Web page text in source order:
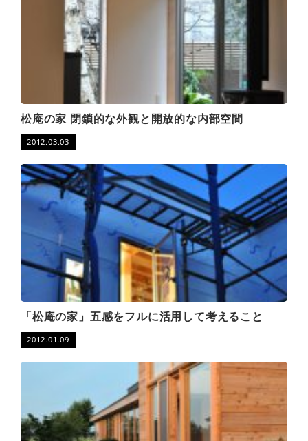
松庵の家 閉鎖的な外観と開放的な内部空間
2012.03.03
「松庵の家」五感をフルに活用して考えること
2012.01.09